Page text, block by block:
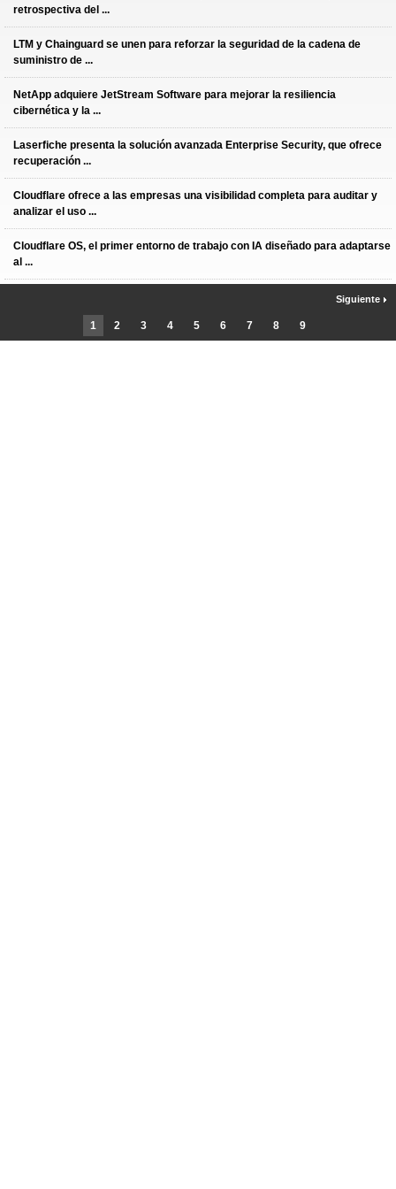
retrospectiva del ...
LTM y Chainguard se unen para reforzar la seguridad de la cadena de
suministro de ...
NetApp adquiere JetStream Software para mejorar la resiliencia
cibernética y la ...
Laserfiche presenta la solución avanzada Enterprise Security, que ofrece
recuperación ...
Cloudflare ofrece a las empresas una visibilidad completa para auditar y
analizar el uso ...
Cloudflare OS, el primer entorno de trabajo con IA diseñado para adaptarse
al ...
1 2 3 4 5 6 7 8 9
Siguiente